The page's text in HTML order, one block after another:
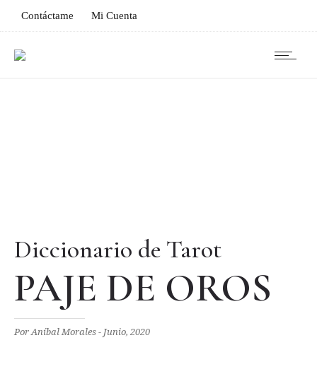
Contáctame Mi Cuenta
Diccionario de Tarot
PAJE DE OROS
Por Aníbal Morales - Junio, 2020